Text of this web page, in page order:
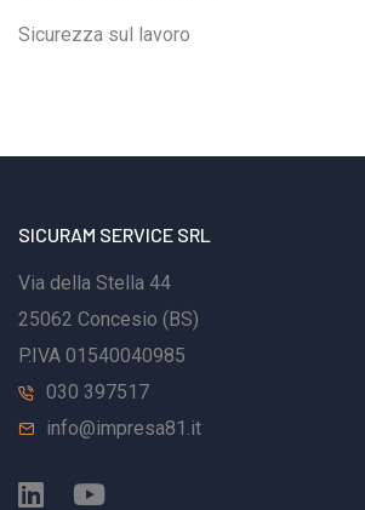
capacità professionali che deve
nelle attività lavorative di ogni
Responsabile del Servizio di
Protezione deve possedere una
specifica e costantemente
tipologie di aziende o attività
obbligatoriamente disporre di un
imprese con alto rischio per la
Sicurezza sul lavoro
SICURAM SERVICE SRL
Via della Stella 44
25062 Concesio (BS)
P.IVA 01540040985
030 397517
info@impresa81.it